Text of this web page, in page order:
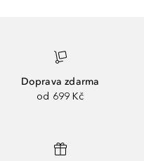
Doprava zdarma
od 699 Kč